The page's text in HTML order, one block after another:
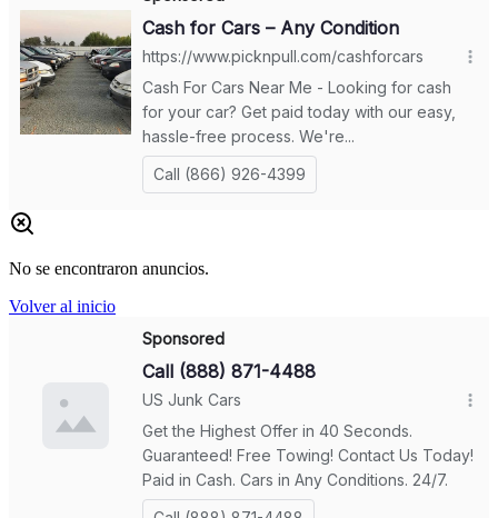
No se encontraron anuncios.
Volver al inicio